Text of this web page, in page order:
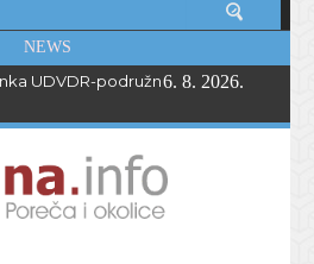
NEWS
UDVDR-podružnice Istarske
6. 8. 2026.